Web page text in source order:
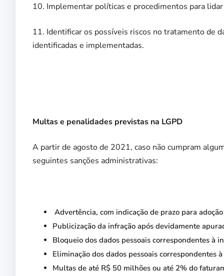
10. Implementar políticas e procedimentos para
11. Identificar os possíveis riscos no tratamento de
identificadas e implementadas.
Multas e penalidades previstas na LGPD
A partir de agosto de 2021, caso não cumpram
seguintes sanções administrativas:
Advertência, com indicação de prazo para
Publicização da infração após devidamente
Bloqueio dos dados pessoais correspondentes à
Eliminação dos dados pessoais correspondentes
Multas de até R$ 50 milhões ou até 2% do